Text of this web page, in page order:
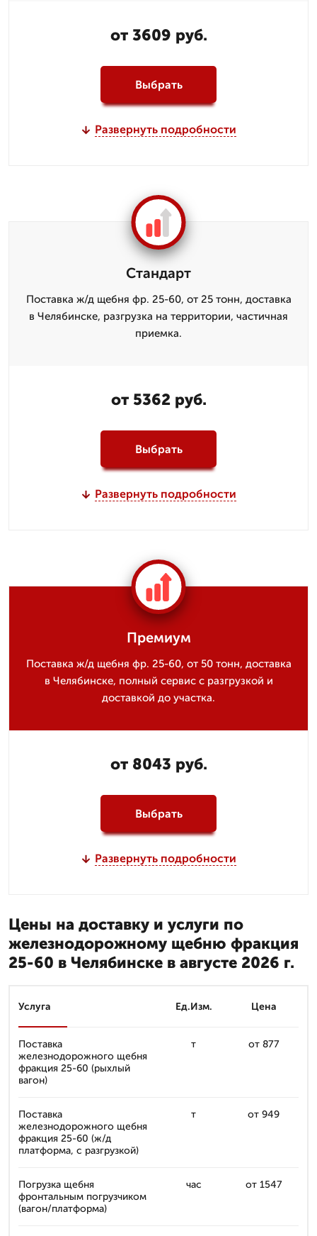
от 3609 руб.
Выбрать
Развернуть подробности
Стандарт
Поставка ж/д щебня фр. 25-60, от 25 тонн, доставка
в Челябинске, разгрузка на территории, частичная
приемка.
от 5362 руб.
Выбрать
Развернуть подробности
Премиум
Поставка ж/д щебня фр. 25-60, от 50 тонн, доставка
в Челябинске, полный сервис с разгрузкой и
доставкой до участка.
от 8043 руб.
Выбрать
Развернуть подробности
Цены на доставку и услуги по
железнодорожному щебню фракция
25-60 в Челябинске в августе 2026 г.
Услуга Ед.Изм. Цена
Поставка
железнодорожного щебня
фракция 25-60 (рыхлый
вагон)
т от 877
Поставка
железнодорожного щебня
фракция 25-60 (ж/д
платформа, с разгрузкой)
т от 949
Погрузка щебня
фронтальным погрузчиком
(вагон/платформа)
час от 1547